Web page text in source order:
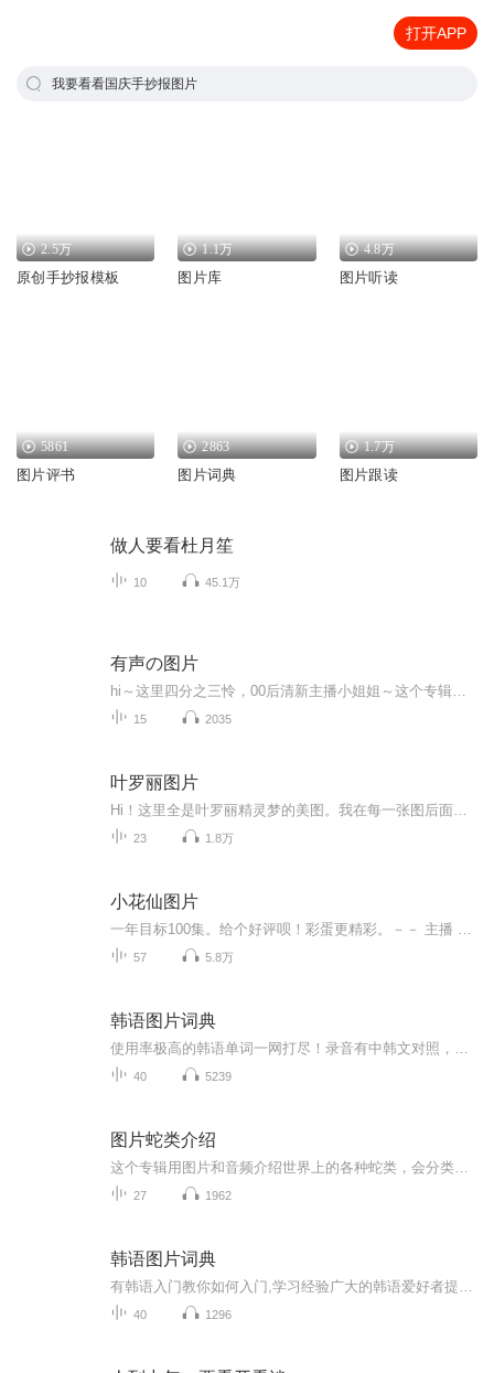
打开APP
我要看看国庆手抄报图片
2.5万
原创手抄报模板
1.1万
图片库
4.8万
图片听读
5861
图片评书
2863
图片词典
1.7万
图片跟读
做人要看杜月笙
10 45.1万
有声の图片
15 2035
叶罗丽图片
23 1.8万
小花仙图片
57 5.8万
韩语图片词典
40 5239
图片蛇类介绍
27 1962
韩语图片词典
40 1296